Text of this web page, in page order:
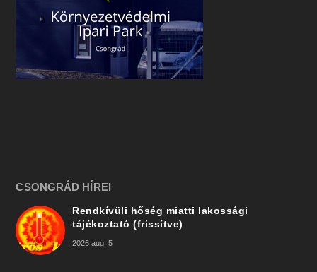
CSONGRÁD HÍREI
Rendkívüli hőség miatti lakossági
tájékoztató (frissítve)
2026 aug. 5